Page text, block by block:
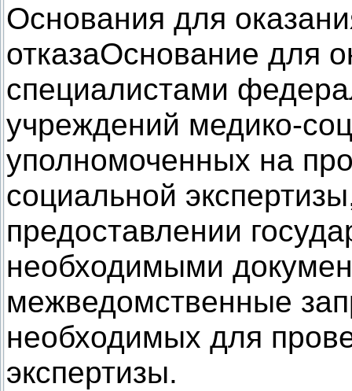
Основания для
отказаОснование для
специалистами
учреждений медико-
уполномоченных на
социальной
предоставлении
необходимыми
межведомственные
необходимых для
экспертизы.